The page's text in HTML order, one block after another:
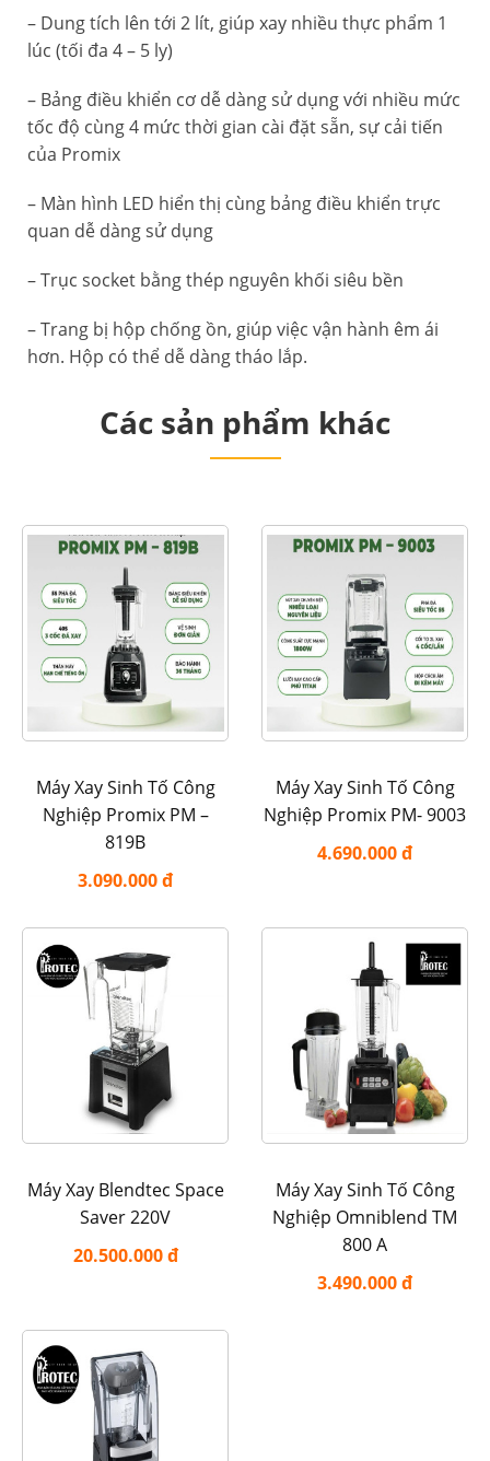
– Dung tích lên tới 2 lít, giúp xay nhiều thực phẩm 1
lúc (tối đa 4 – 5 ly)
– Bảng điều khiển cơ dễ dàng sử dụng với nhiều mức
tốc độ cùng 4 mức thời gian cài đặt sẵn, sự cải tiến
của Promix
– Màn hình LED hiển thị cùng bảng điều khiển trực
quan dễ dàng sử dụng
– Trục socket bằng thép nguyên khối siêu bền
– Trang bị hộp chống ồn, giúp việc vận hành êm ái
hơn. Hộp có thể dễ dàng tháo lắp.
Các sản phẩm khác
Máy Xay Sinh Tố Công
Nghiệp Promix PM –
819B
3.090.000 đ
Máy Xay Sinh Tố Công
Nghiệp Promix PM- 9003
4.690.000 đ
Máy Xay Blendtec Space
Saver 220V
20.500.000 đ
Máy Xay Sinh Tố Công
Nghiệp Omniblend TM
800 A
3.490.000 đ